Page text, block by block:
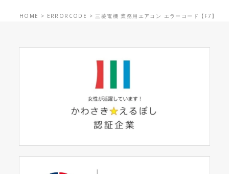
HOME > ERRORCODE > 三菱電機 業務用エアコン エラーコード【F7】